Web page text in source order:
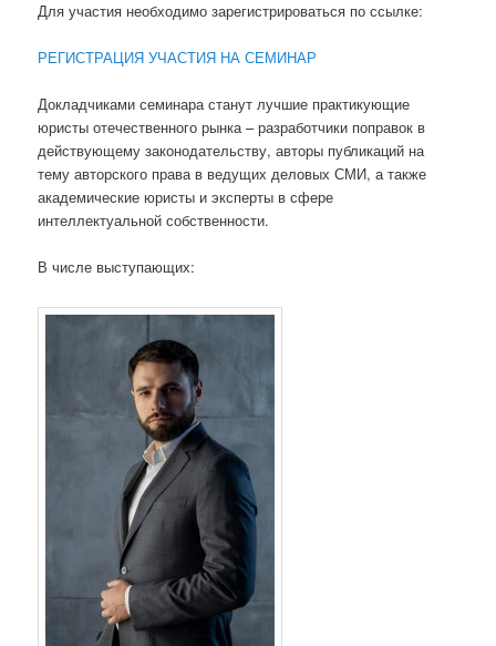
Для участия необходимо зарегистрироваться по ссылке:
РЕГИСТРАЦИЯ УЧАСТИЯ НА СЕМИНАР
Докладчиками семинара станут лучшие практикующие
юристы отечественного рынка – разработчики поправок в
действующему законодательству, авторы публикаций на
тему авторского права в ведущих деловых СМИ, а также
академические юристы и эксперты в сфере
интеллектуальной собственности.
В числе выступающих: